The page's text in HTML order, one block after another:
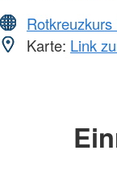
Rotkreuzkurs
Karte: Link